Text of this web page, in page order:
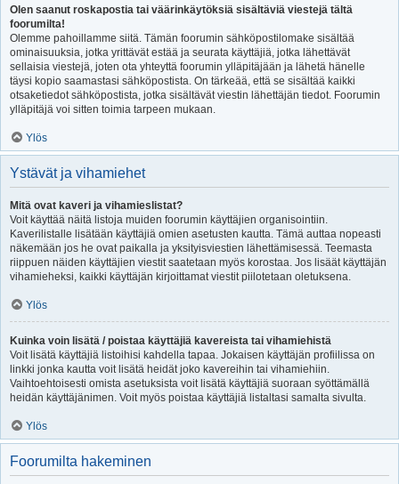
Olen saanut roskapostia tai väärinkäytöksiä sisältäviä viestejä tältä
foorumilta!
Olemme pahoillamme siitä. Tämän foorumin sähköpostilomake sisältää
ominaisuuksia, jotka yrittävät estää ja seurata käyttäjiä, jotka lähettävät
sellaisia viestejä, joten ota yhteyttä foorumin ylläpitäjään ja lähetä hänelle
täysi kopio saamastasi sähköpostista. On tärkeää, että se sisältää kaikki
otsaketiedot sähköpostista, jotka sisältävät viestin lähettäjän tiedot. Foorumin
ylläpitäjä voi sitten toimia tarpeen mukaan.
Ylös
Ystävät ja vihamiehet
Mitä ovat kaveri ja vihamieslistat?
Voit käyttää näitä listoja muiden foorumin käyttäjien organisointiin.
Kaverilistalle lisätään käyttäjiä omien asetusten kautta. Tämä auttaa nopeasti
näkemään jos he ovat paikalla ja yksityisviestien lähettämisessä. Teemasta
riippuen näiden käyttäjien viestit saatetaan myös korostaa. Jos lisäät käyttäjän
vihamieheksi, kaikki käyttäjän kirjoittamat viestit piilotetaan oletuksena.
Ylös
Kuinka voin lisätä / poistaa käyttäjiä kavereista tai vihamiehistä
Voit lisätä käyttäjiä listoihisi kahdella tapaa. Jokaisen käyttäjän profiilissa on
linkki jonka kautta voit lisätä heidät joko kavereihin tai vihamiehiin.
Vaihtoehtoisesti omista asetuksista voit lisätä käyttäjiä suoraan syöttämällä
heidän käyttäjänimen. Voit myös poistaa käyttäjiä listaltasi samalta sivulta.
Ylös
Foorumilta hakeminen